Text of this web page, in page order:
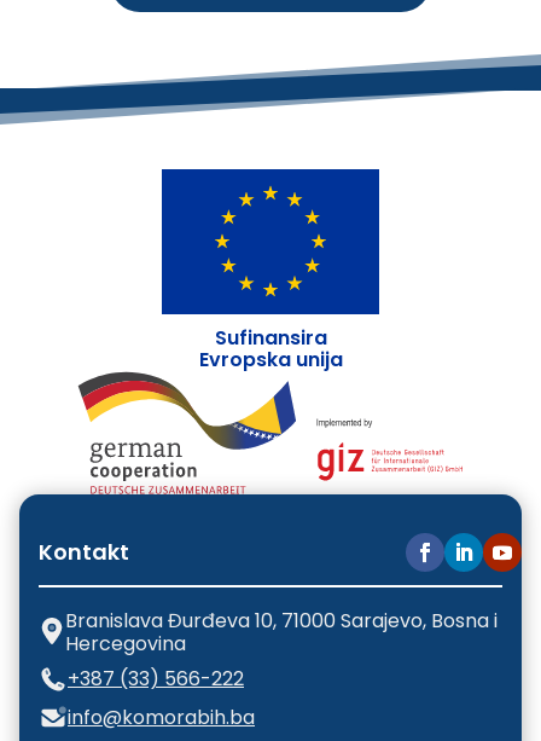
Sufinansira
Evropska unija
Kontakt
Branislava Đurđeva 10, 71000 Sarajevo, Bosna i
Hercegovina
+387 (33) 566-222
info@komorabih.ba